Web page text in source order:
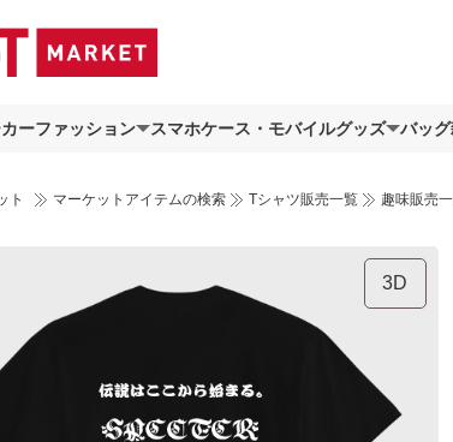
ーファッション スマホケース・モバイルグッズ バッグ
ト マーケットアイテムの検索 Tシャツ販売一覧 趣味販売
3D